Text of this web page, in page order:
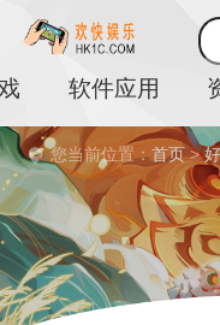
软件应用
您当前位置：首页>